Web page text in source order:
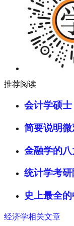
推荐阅读
会计学硕
简要说明
金融学的
统计学考研
史上最全的
经济学相关文章